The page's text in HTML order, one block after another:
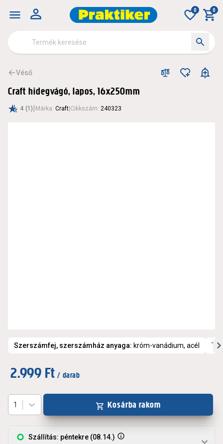
0 0
Véső
Craft hidegvágó, lapos, 16x250mm
4 (1)| Márka: Craft Cikkszám: 240323
Szerszámfej, szerszámház anyaga: króm-vanádium, acél
2.999 Ft / darab
Szállítás: péntekre (08.14.)
1 Kosárba rakom